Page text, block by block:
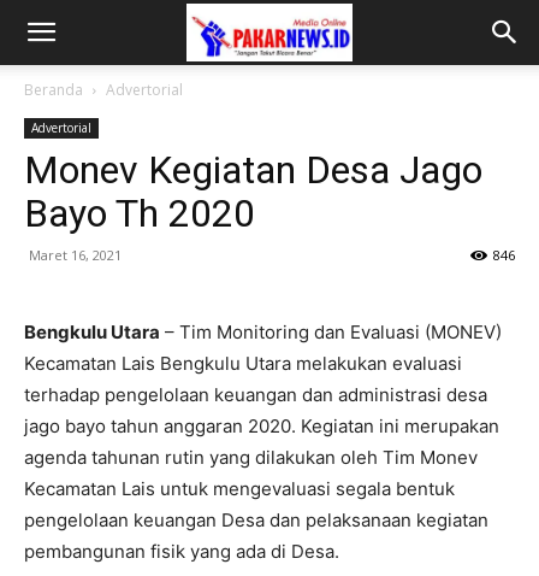
Beranda Advertorial
Advertorial
Monev Kegiatan Desa Jago
Bayo Th 2020
Maret 16, 2021 846
Bengkulu Utara – Tim Monitoring dan Evaluasi (MONEV)
Kecamatan Lais Bengkulu Utara melakukan evaluasi
terhadap pengelolaan keuangan dan administrasi desa
jago bayo tahun anggaran 2020. Kegiatan ini merupakan
agenda tahunan rutin yang dilakukan oleh Tim Monev
Kecamatan Lais untuk mengevaluasi segala bentuk
pengelolaan keuangan Desa dan pelaksanaan kegiatan
pembangunan fisik yang ada di Desa.